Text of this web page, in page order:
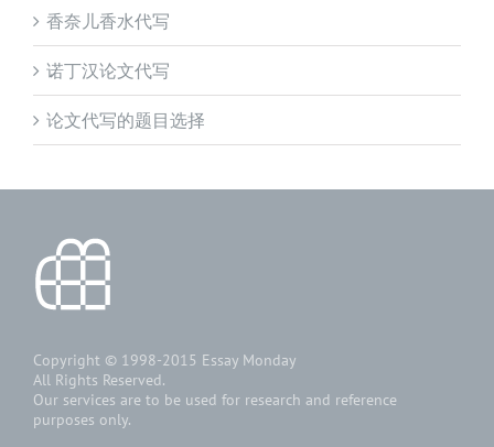
香奈儿香水代写
诺丁汉论文代写
论文代写的题目选择
Copyright © 1998-2015 Essay Monday
All Rights Reserved.
Our services are to be used for research and reference
purposes only.